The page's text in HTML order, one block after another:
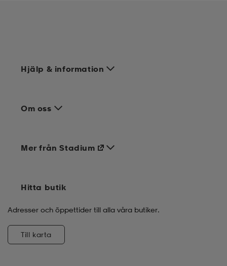
Hjälp & information
Om oss
Mer från Stadium
Hitta butik
Adresser och öppettider till alla våra butiker.
Till karta